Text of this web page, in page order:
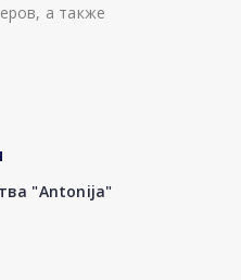
а также
"Antonija"